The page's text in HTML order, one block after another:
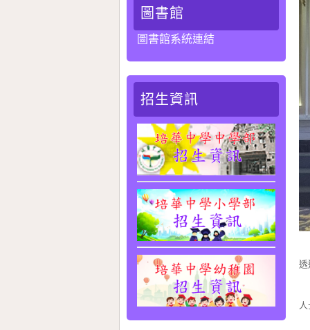
圖書館
圖書館系統連結
招生資訊
透